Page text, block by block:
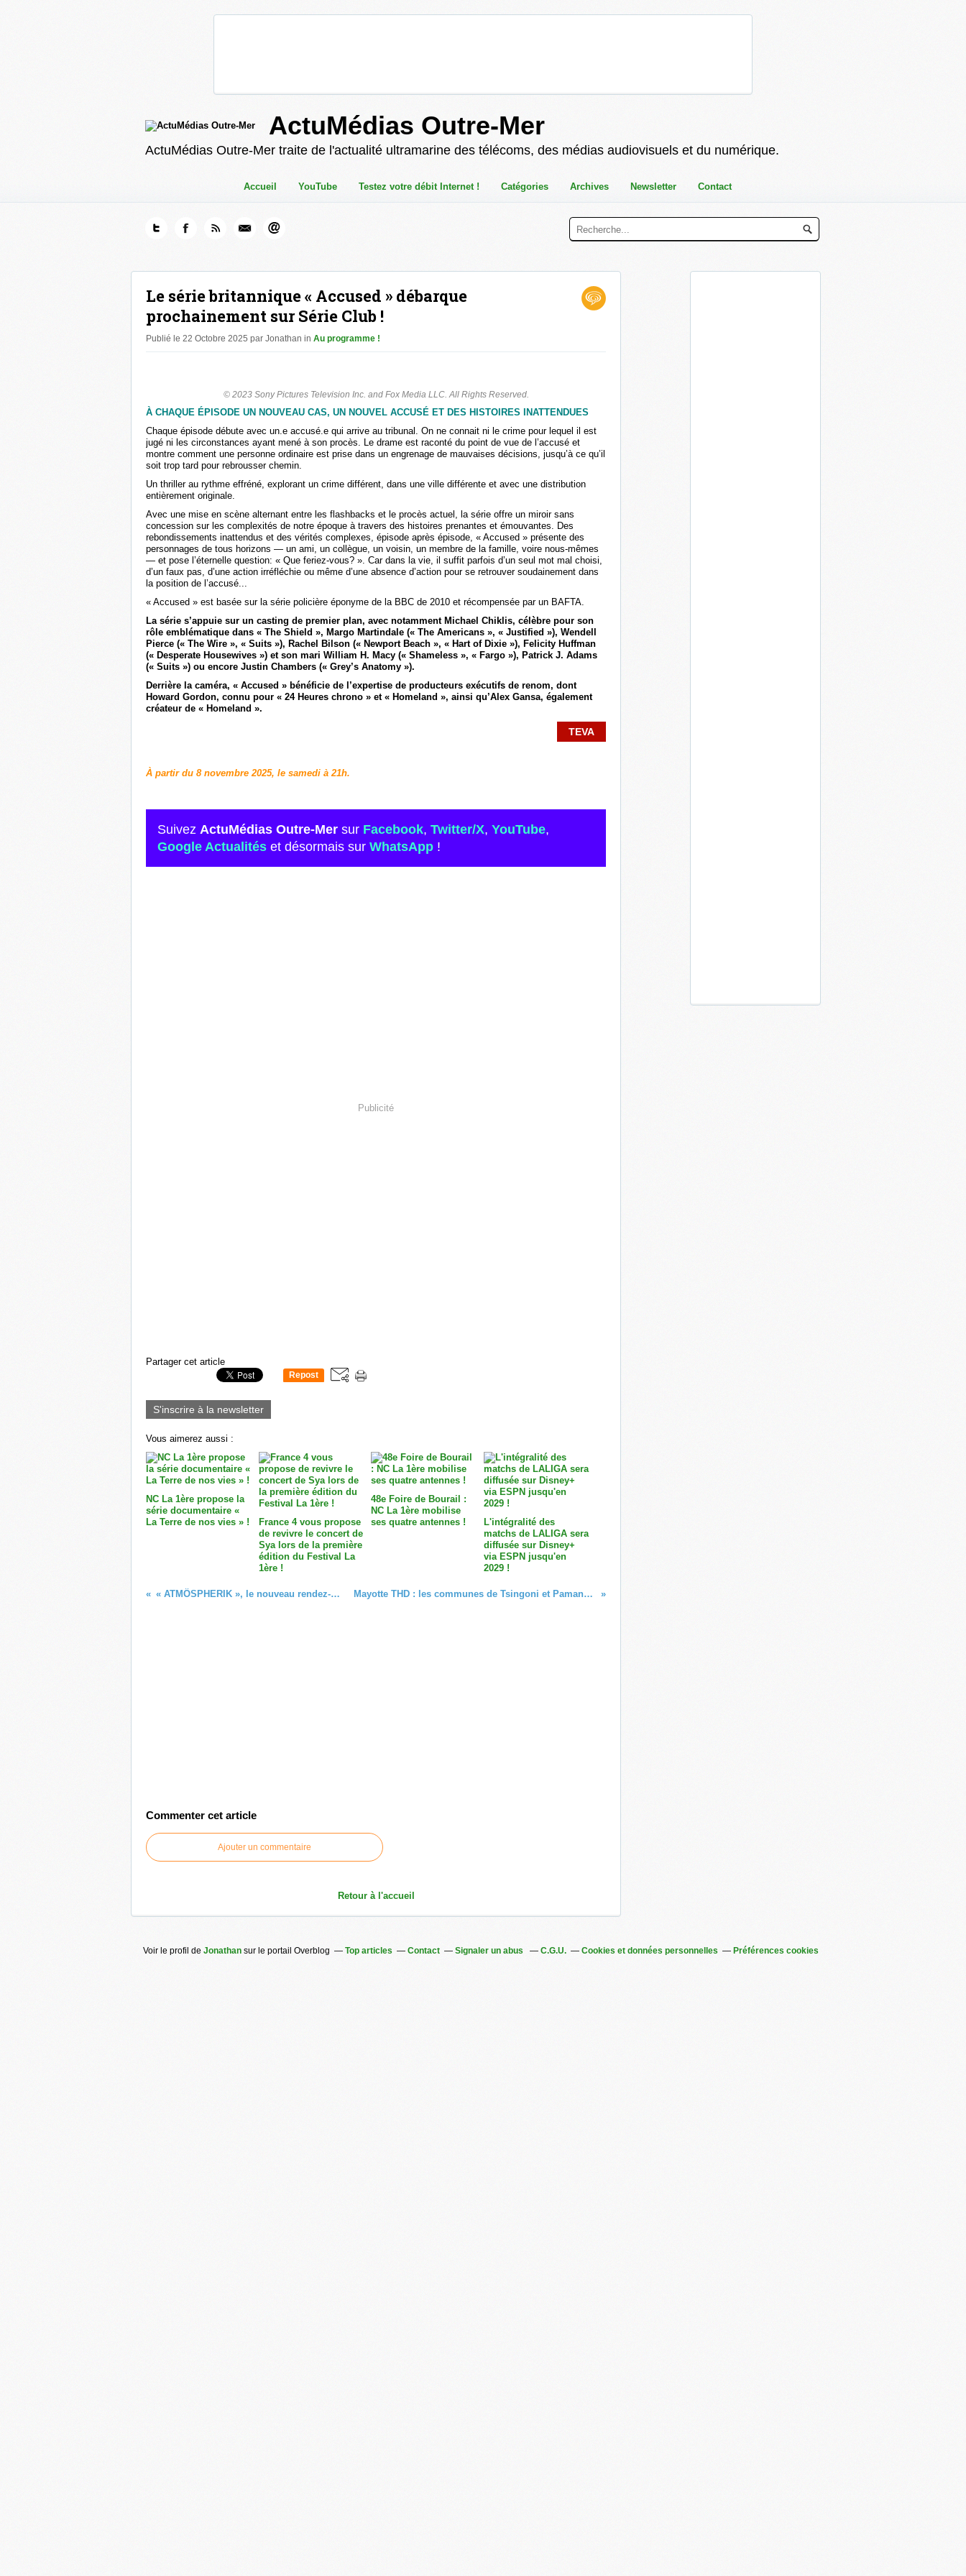
ActuMédias Outre-Mer
ActuMédias Outre-Mer traite de l'actualité ultramarine des télécoms, des médias audiovisuels et du numérique.
Accueil YouTube Testez votre débit Internet ! Catégories Archives Newsletter Contact
Le série britannique « Accused » débarque
prochainement sur Série Club !
Publié le 22 Octobre 2025 par Jonathan in Au programme !
© 2023 Sony Pictures Television Inc. and Fox Media LLC. All Rights Reserved.
À CHAQUE ÉPISODE UN NOUVEAU CAS, UN NOUVEL ACCUSÉ ET DES HISTOIRES INATTENDUES
Chaque épisode débute avec un.e accusé.e qui arrive au tribunal. On ne connait ni le crime pour lequel il est
jugé ni les circonstances ayant mené à son procès. Le drame est raconté du point de vue de l’accusé et
montre comment une personne ordinaire est prise dans un engrenage de mauvaises décisions, jusqu’à ce qu’il
soit trop tard pour rebrousser chemin.
Un thriller au rythme effréné, explorant un crime différent, dans une ville différente et avec une distribution
entièrement originale.
Avec une mise en scène alternant entre les flashbacks et le procès actuel, la série offre un miroir sans
concession sur les complexités de notre époque à travers des histoires prenantes et émouvantes. Des
rebondissements inattendus et des vérités complexes, épisode après épisode, « Accused » présente des
personnages de tous horizons — un ami, un collègue, un voisin, un membre de la famille, voire nous-mêmes
— et pose l’éternelle question: « Que feriez-vous? ». Car dans la vie, il suffit parfois d’un seul mot mal choisi,
d’un faux pas, d’une action irréfléchie ou même d’une absence d’action pour se retrouver soudainement dans
la position de l’accusé...
« Accused » est basée sur la série policière éponyme de la BBC de 2010 et récompensée par un BAFTA.
La série s’appuie sur un casting de premier plan, avec notamment Michael Chiklis, célèbre pour son
rôle emblématique dans « The Shield », Margo Martindale (« The Americans », « Justified »), Wendell
Pierce (« The Wire », « Suits »), Rachel Bilson (« Newport Beach », « Hart of Dixie »), Felicity Huffman
(« Desperate Housewives ») et son mari William H. Macy (« Shameless », « Fargo »), Patrick J. Adams
(« Suits ») ou encore Justin Chambers (« Grey’s Anatomy »).
Derrière la caméra, « Accused » bénéficie de l’expertise de producteurs exécutifs de renom, dont
Howard Gordon, connu pour « 24 Heures chrono » et « Homeland », ainsi qu’Alex Gansa, également
créateur de « Homeland ».
TEVA
À partir du 8 novembre 2025, le samedi à 21h.
Suivez ActuMédias Outre-Mer sur Facebook, Twitter/X, YouTube,
Google Actualités et désormais sur WhatsApp !
Publicité
Partager cet article
Repost
S'inscrire à la newsletter
Vous aimerez aussi :
NC La 1ère propose la
série documentaire «
La Terre de nos vies » !
France 4 vous propose
de revivre le concert de
Sya lors de la première
édition du Festival La
1ère !
48e Foire de Bourail :
NC La 1ère mobilise
ses quatre antennes !
L'intégralité des
matchs de LALIGA sera
diffusée sur Disney+
via ESPN jusqu'en
2029 !
« ATMÖSPHERIK », le nouveau rendez-vous musical immersif de SPM La 1ère ! Mayotte THD : les communes de Tsingoni et Pamandzi s’engagent pour un accès à la fibre pour tous !
Commenter cet article
Ajouter un commentaire
Retour à l'accueil
Voir le profil de Jonathan sur le portail Overblog Top articles Contact Signaler un abus C.G.U. Cookies et données personnelles Préférences cookies